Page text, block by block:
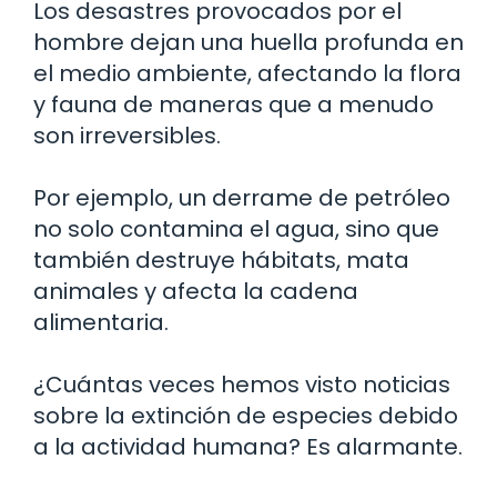
Los desastres provocados por el
hombre dejan una huella profunda en
el medio ambiente, afectando la flora
y fauna de maneras que a menudo
son irreversibles.
Por ejemplo, un derrame de petróleo
no solo contamina el agua, sino que
también destruye hábitats, mata
animales y afecta la cadena
alimentaria.
¿Cuántas veces hemos visto noticias
sobre la extinción de especies debido
a la actividad humana? Es alarmante.